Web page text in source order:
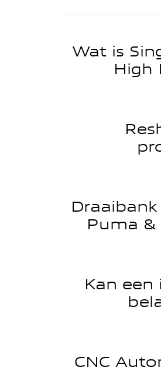
Wat is
High
Puma &
Kan
CNC